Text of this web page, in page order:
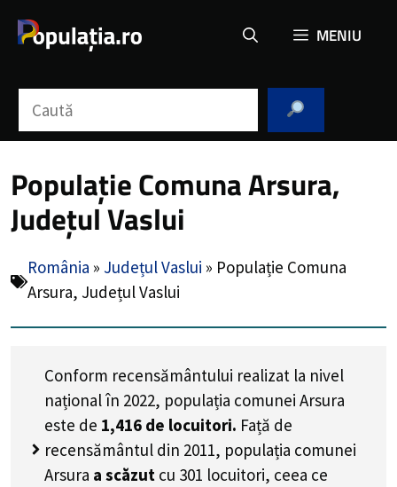
MENIU
Populație Comuna Arsura,
Județul Vaslui
România » Județul Vaslui » Populație Comuna
Arsura, Județul Vaslui
Conform recensământului realizat la nivel
național în 2022, populația comunei Arsura
este de 1,416 de locuitori. Față de
recensământul din 2011, populația comunei
Arsura a scăzut cu 301 locuitori, ceea ce